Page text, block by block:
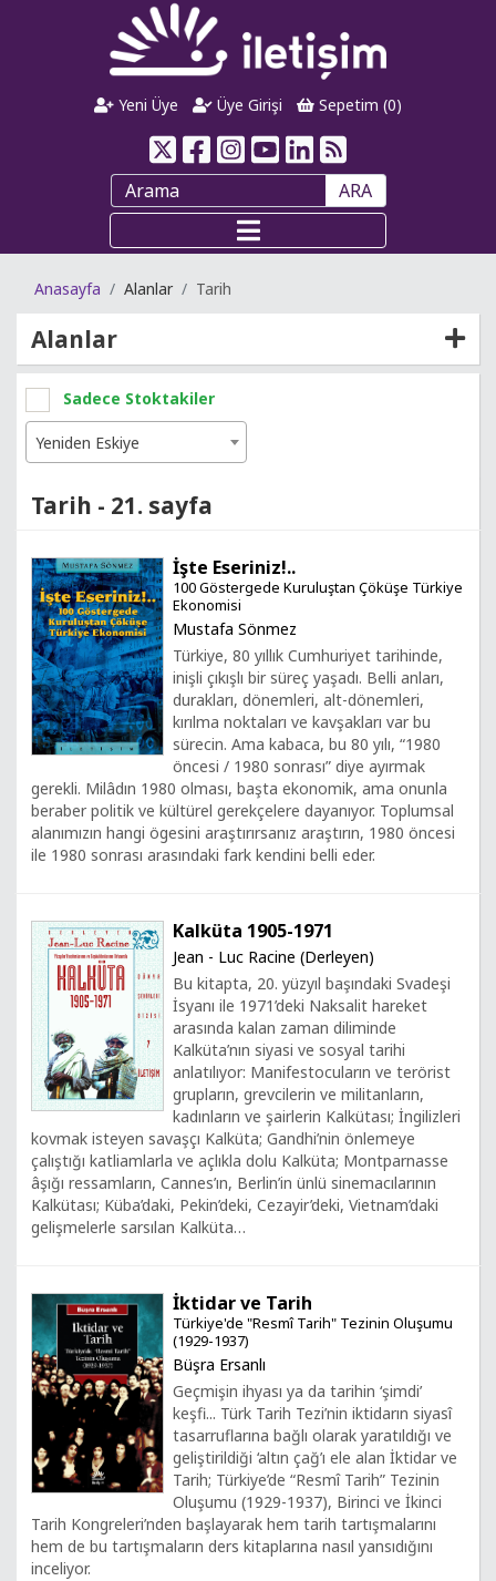
Yeni Üye Üye Girişi Sepetim (0)
ARA
Anasayfa Alanlar Tarih
Alanlar
Sadece Stoktakiler
Yeniden Eskiye
Tarih - 21. sayfa
İşte Eseriniz!..
100 Göstergede Kuruluştan Çöküşe Türkiye
Ekonomisi
Mustafa Sönmez
Türkiye, 80 yıllık Cumhuriyet tarihinde,
inişli çıkışlı bir süreç yaşadı. Belli anları,
durakları, dönemleri, alt-dönemleri,
kırılma noktaları ve kavşakları var bu
sürecin. Ama kabaca, bu 80 yılı, “1980
öncesi / 1980 sonrası” diye ayırmak
gerekli. Milâdın 1980 olması, başta ekonomik, ama onunla
beraber politik ve kültürel gerekçelere dayanıyor. Toplumsal
alanımızın hangi ögesini araştırırsanız araştırın, 1980 öncesi
ile 1980 sonrası arasındaki fark kendini belli eder.
Kalküta 1905-1971
Jean - Luc Racine (Derleyen)
Bu kitapta, 20. yüzyıl başındaki Svadeşi
İsyanı ile 1971’deki Naksalit hareket
arasında kalan zaman diliminde
Kalküta’nın siyasi ve sosyal tarihi
anlatılıyor: Manifestocuların ve terörist
grupların, grevcilerin ve militanların,
kadınların ve şairlerin Kalkütası; İngilizleri
kovmak isteyen savaşçı Kalküta; Gandhi’nin önlemeye
çalıştığı katliamlarla ve açlıkla dolu Kalküta; Montparnasse
âşığı ressamların, Cannes’ın, Berlin’in ünlü sinemacılarının
Kalkütası; Küba’daki, Pekin’deki, Cezayir’deki, Vietnam’daki
gelişmelerle sarsılan Kalküta…
İktidar ve Tarih
Türkiye'de "Resmî Tarih" Tezinin Oluşumu
(1929-1937)
Büşra Ersanlı
Geçmişin ihyası ya da tarihin ‘şimdi’
keşfi... Türk Tarih Tezi’nin iktidarın siyasî
tasarruflarına bağlı olarak yaratıldığı ve
geliştirildiği ‘altın çağ’ı ele alan İktidar ve
Tarih; Türkiye’de “Resmî Tarih” Tezinin
Oluşumu (1929-1937), Birinci ve İkinci
Tarih Kongreleri’nden başlayarak hem tarih tartışmalarını
hem de bu tartışmaların ders kitaplarına nasıl yansıdığını
inceliyor.